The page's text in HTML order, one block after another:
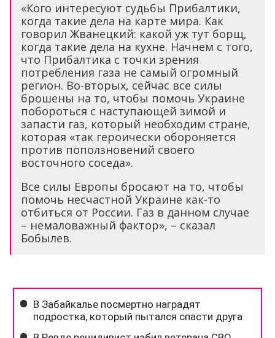
«Кого интересуют судьбы Прибалтики,
когда такие дела на карте мира. Как
говорил Жванецкий: какой уж тут борщ,
когда такие дела на кухне. Начнем с того,
что Прибалтика с точки зрения
потребления газа не самый огромный
регион. Во-вторых, сейчас все силы
брошены на то, чтобы помочь Украине
побороться с наступающей зимой и
запасти газ, который необходим стране,
которая «так героически обороняется
против поползновений своего
восточного соседа».
Все силы Европы бросают на то, чтобы
помочь несчастной Украине как-то
отбиться от России. Газ в данном случае
– немаловажный фактор», – сказал
Бобылев.